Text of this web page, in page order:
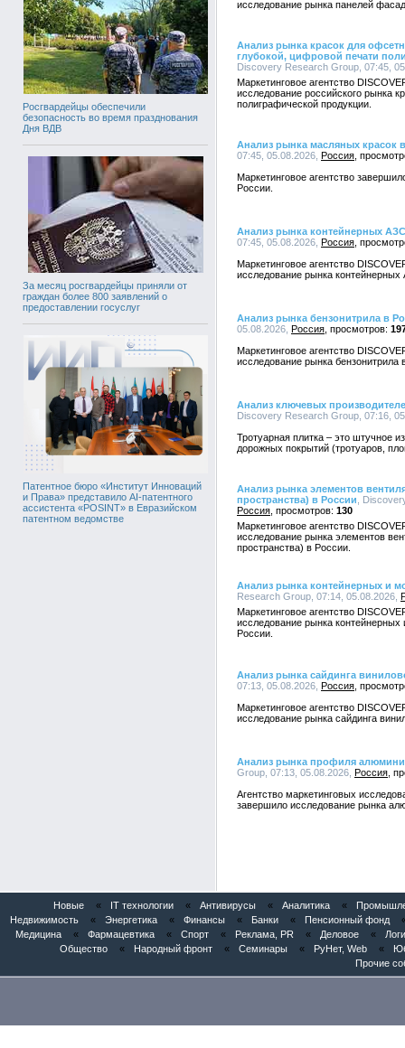
Росгвардейцы обеспечили
безопасность во время празднования
Дня ВДВ
За месяц росгвардейцы приняли от
граждан более 800 заявлений о
предоставлении госуслуг
Патентное бюро «Институт Инноваций
и Права» представило AI-патентного
ассистента «POSINT» в Евразийском
патентном ведомстве
исследование рынка панелей
Анализ рынка красок для
глубокой, цифровой печати
Discovery Research Group, 07:45,
Маркетинговое агентство
исследование российского рынка
полиграфической продукции.
Анализ рынка масляных красок
07:45, 05.08.2026, Россия
Маркетинговое агентство
России.
Анализ рынка контейнерных
07:45, 05.08.2026, Россия
Маркетинговое агентство
исследование рынка
Анализ рынка бензонитрила в
05.08.2026, Россия
Маркетинговое агентство
исследование рынка бензонитрила
Анализ ключевых
Discovery Research Group, 07:16,
Тротуарная плитка – это штучное
дорожных покрытий (тротуаров,
Анализ рынка элементов
пространства) в России ,
Россия
130
Маркетинговое агентство
исследование рынка элементов
пространства) в России.
Анализ рынка контейнерных и
Research Group, 07:14, 05.08.2026,
Маркетинговое агентство
исследование рынка
России.
Анализ рынка сайдинга
07:13, 05.08.2026, Россия
Маркетинговое агентство
исследование рынка сайдинга
Анализ рынка профиля
Group, 07:13, 05.08.2026, Россия
Агентство маркетинговых
завершило исследование рынка
Новые « IT технологии « Антивирусы « Аналитика «
Недвижимость
« Энергетика « Финансы « Банки « Пенсионный фонд
Медицина
« Фармацевтика « Спорт « Реклама, PR « Деловое «
Общество
« Народный фронт « Семинары « РуНет, Web «
Прочие